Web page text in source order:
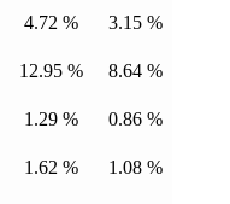
4.72 %
3.15 %
12.95 %
8.64 %
1.29 %
0.86 %
1.62 %
1.08 %